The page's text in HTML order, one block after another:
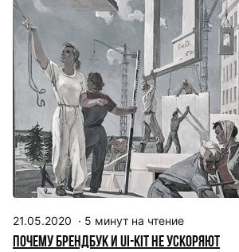
21.05.2020 · 5 минут на чтение
Почему брендбук и UI-kit не ускоряют